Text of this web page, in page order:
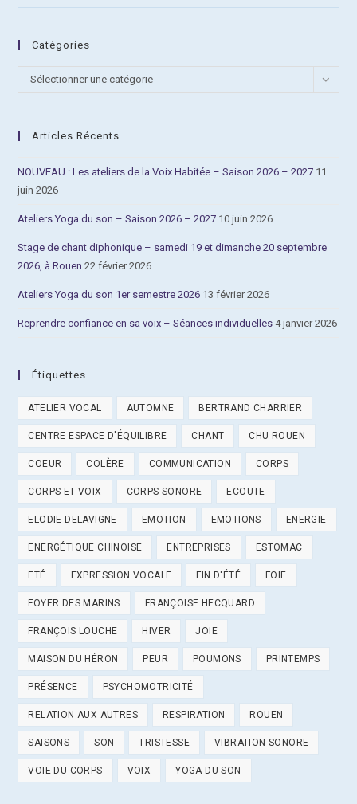
Catégories
Catégories
Sélectionner une catégorie
Articles Récents
NOUVEAU : Les ateliers de la Voix Habitée – Saison 2026 – 2027 11
juin 2026
Ateliers Yoga du son – Saison 2026 – 2027 10 juin 2026
Stage de chant diphonique – samedi 19 et dimanche 20 septembre
2026, à Rouen 22 février 2026
Ateliers Yoga du son 1er semestre 2026 13 février 2026
Reprendre confiance en sa voix – Séances individuelles 4 janvier 2026
Étiquettes
ATELIER VOCAL AUTOMNE BERTRAND CHARRIER
CENTRE ESPACE D'ÉQUILIBRE CHANT CHU ROUEN
COEUR COLÈRE COMMUNICATION CORPS
CORPS ET VOIX CORPS SONORE ECOUTE
ELODIE DELAVIGNE EMOTION EMOTIONS ENERGIE
ENERGÉTIQUE CHINOISE ENTREPRISES ESTOMAC
ETÉ EXPRESSION VOCALE FIN D'ÉTÉ FOIE
FOYER DES MARINS FRANÇOISE HECQUARD
FRANÇOIS LOUCHE HIVER JOIE
MAISON DU HÉRON PEUR POUMONS PRINTEMPS
PRÉSENCE PSYCHOMOTRICITÉ
RELATION AUX AUTRES RESPIRATION ROUEN
SAISONS SON TRISTESSE VIBRATION SONORE
VOIE DU CORPS VOIX YOGA DU SON